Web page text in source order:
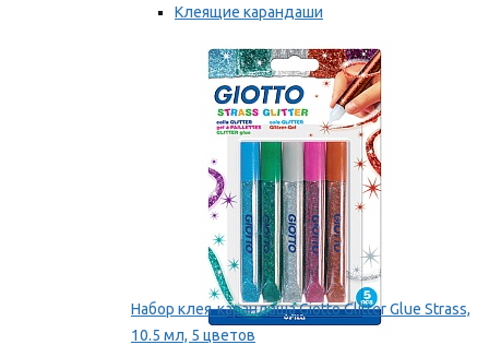
Клеящие карандаши
Мы рекомендуем
Набор клея-карандаша Giotto Glitter Glue Strass,
10.5 мл, 5 цветов